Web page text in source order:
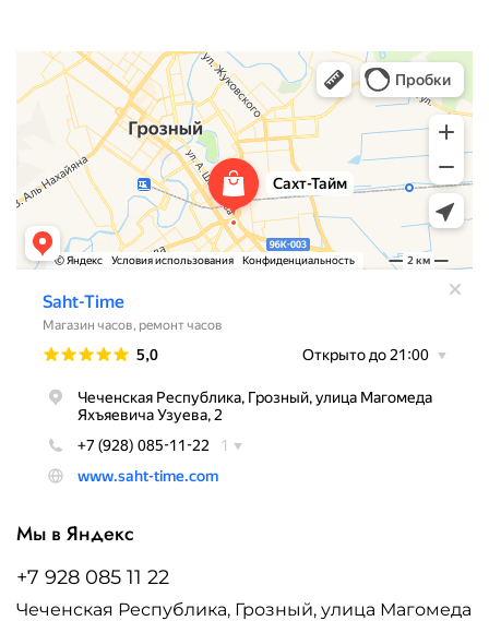
Мы в Яндекс
+7 928 085 11 22
Чеченская Республика, Грозный, улица Магомеда